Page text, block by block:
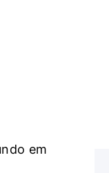
em